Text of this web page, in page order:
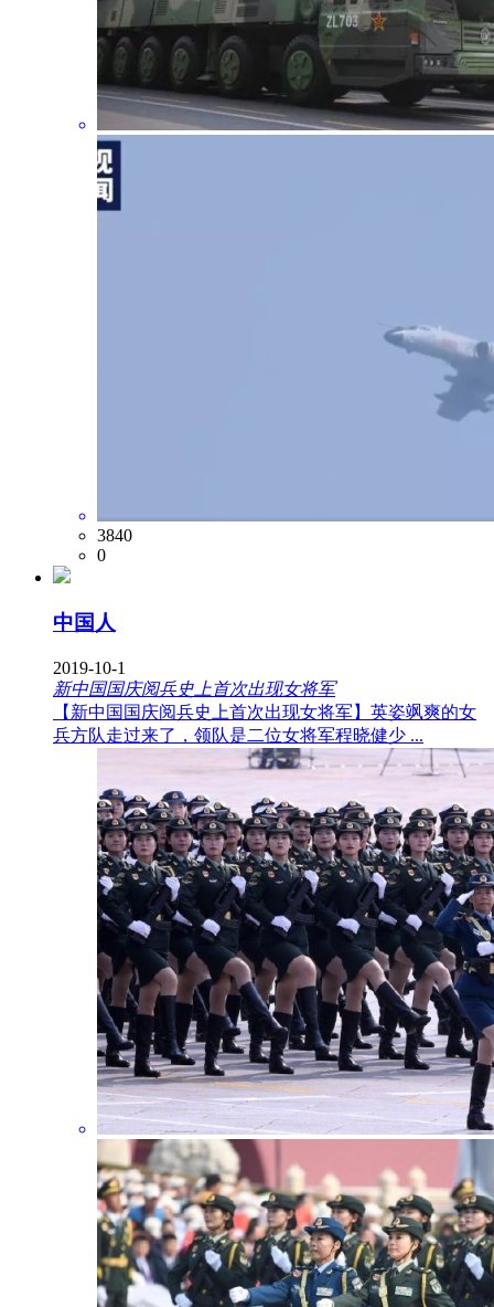
3840
0
中国人
2019-10-1
新中国国庆阅兵史上首次出现女将军
【新中国国庆阅兵史上首次出现女将军】英姿飒爽的女
兵方队走过来了，领队是二位女将军程晓健少 ...